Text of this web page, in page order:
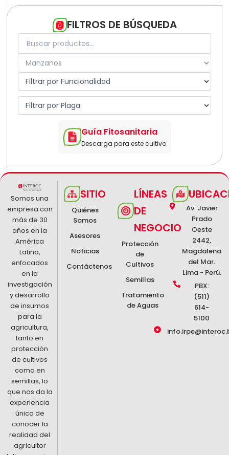
FILTROS DE BÚSQUEDA
Guía Fitosanitaria
Descarga para este cultivo
Durazno
Espárrago
Frejol
Fresa
Granado
Holantao
Leguminosas
Maíz
Pallar
Palto
Papa
Paprika
Pepino
Pimiento
Quinua
Sandía
Tomate
Trigo
Vid
Zapallo
Somos una
empresa con
más de 30
años en la
América
Latina,
enfocados
en la
investigación
y desarrollo
de insumos
para la
agricultura,
tanto en
protección
de cultivos
como en
semillas, lo
que nos da la
experiencia
única de
conocer la
realidad del
agricultor
SITIO
Quiénes
Somos
Asesores
Noticias
Contáctenos
LÍNEAS
DE
NEGOCIO
Protección
de
Cultivos
Semillas
Tratamiento
de Aguas
Av. Javier
Prado
Oeste
2442,
Magdalena
del Mar.
Lima - Perú.
PBX:
(511)
614-
5100